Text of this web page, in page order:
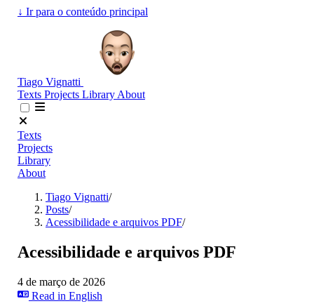
↓ Ir para o conteúdo principal
Tiago Vignatti
Texts Projects Library About
Texts
Projects
Library
About
Tiago Vignatti/
Posts/
Acessibilidade e arquivos PDF/
Acessibilidade e arquivos PDF
4 de março de 2026
Read in English